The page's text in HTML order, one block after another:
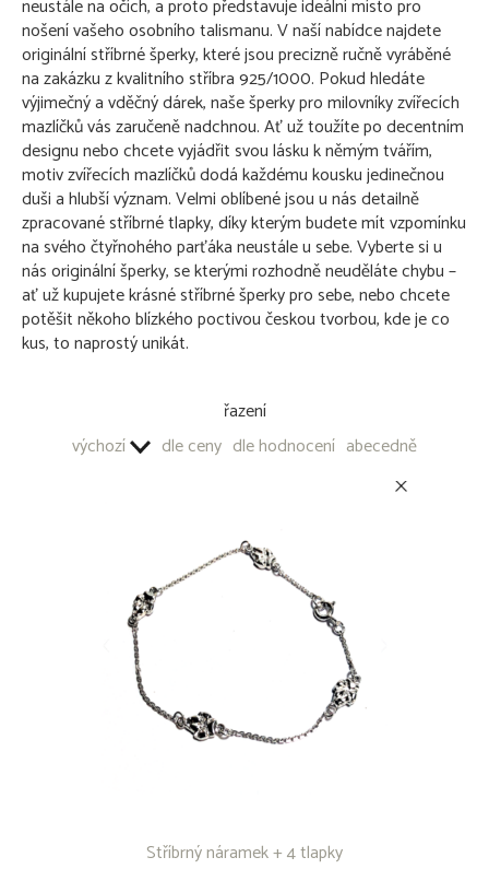
Drak - stříbrný šperk 925/1000
Náramky - stříbrný šperk 925/1000
Prsteny - stříbrný šperk 925/1000
PŘÍVĚŠKY NA KLÍČE - OBECNÝ KOV
OSTATNÍ PRODUKTY
neustále na očích, a proto představuje ideální místo pro
nošení vašeho osobního talismanu. V naší nabídce najdete
originální stříbrné šperky, které jsou precizně ručně vyráběné
na zakázku z kvalitního stříbra 925/1000. Pokud hledáte
výjimečný a vděčný dárek, naše šperky pro milovníky zvířecích
mazlíčků vás zaručeně nadchnou. Ať už toužíte po decentním
designu nebo chcete vyjádřit svou lásku k němým tvářím,
motiv zvířecích mazlíčků dodá každému kousku jedinečnou
duši a hlubší význam. Velmi oblíbené jsou u nás detailně
zpracované stříbrné tlapky, díky kterým budete mít vzpomínku
na svého čtyřnohého parťáka neustále u sebe. Vyberte si u
nás originální šperky, se kterými rozhodně neuděláte chybu –
ať už kupujete krásné stříbrné šperky pro sebe, nebo chcete
potěšit někoho blízkého poctivou českou tvorbou, kde je co
kus, to naprostý unikát.
řazení
výchozí
dle ceny dle hodnocení abecedně
Stříbrný náramek + 4 tlapky